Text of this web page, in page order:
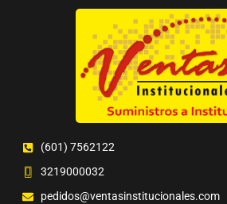
(601) 7562122
3219000032
pedidos@ventasinstitucionales.com